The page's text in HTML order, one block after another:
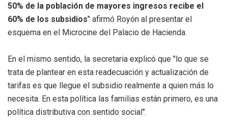
50% de la población de mayores ingresos recibe el
60% de los subsidios" afirmó Royón al presentar el
esquema en el Microcine del Palacio de Hacienda.
En el mismo sentido, la secretaria explicó que "lo que se
trata de plantear en esta readecuación y actualización de
tarifas es que llegue el subsidio realmente a quien más lo
necesita. En esta política las familias están primero, es una
política distributiva con sentido social".